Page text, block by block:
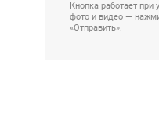
Кнопка работает при
фото и видео —
«Отправить».